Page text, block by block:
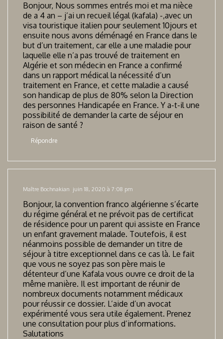
Bonjour, Nous sommes entrés moi et ma nièce
de a 4 an – j’ai un recueil légal (kafala) -,avec un
visa touristique italien pour seulement 10jours et
ensuite nous avons déménagé en France dans le
but d’un traitement, car elle a une maladie pour
laquelle elle n’a pas trouvé de traitement en
Algérie et son médecin en France a confirmé
dans un rapport médical la nécessité d’un
traitement en France, et cette maladie a causé
son handicap de plus de 80% selon la Direction
des personnes Handicapée en France. Y a-t-il une
possibilité de demander la carte de séjour en
raison de santé ?
Répondre
Maître Bochnakian juin 18, 2020 à 7:08 pm
Bonjour, la convention franco algérienne s’écarte
du régime général et ne prévoit pas de certificat
de résidence pour un parent qui assiste en France
un enfant gravement malade. Toutefois, il est
néanmoins possible de demander un titre de
séjour à titre exceptionnel dans ce cas là. Le fait
que vous ne soyez pas son père mais le
détenteur d’une Kafala vous ouvre ce droit de la
même manière. Il est important de réunir de
nombreux documents notamment médicaux
pour réussir ce dossier. L’aide d’un avocat
expérimenté vous sera utile également. Prenez
une consultation pour plus d’informations.
Salutations